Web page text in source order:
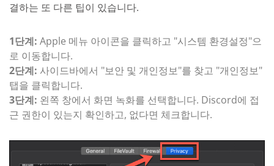
결하는 또 다른 팁이 있습니다.
1단계: Apple 메뉴 아이콘을 클릭하고 "시스템 환경설정"으
로 이동합니다.
2단계: 사이드바에서 "보안 및 개인정보"를 찾고 "개인정보"
탭을 클릭합니다.
3단계: 왼쪽 창에서 화면 녹화를 선택합니다. Discord에 접
근 권한이 있는지 확인하고, 없다면 체크합니다.